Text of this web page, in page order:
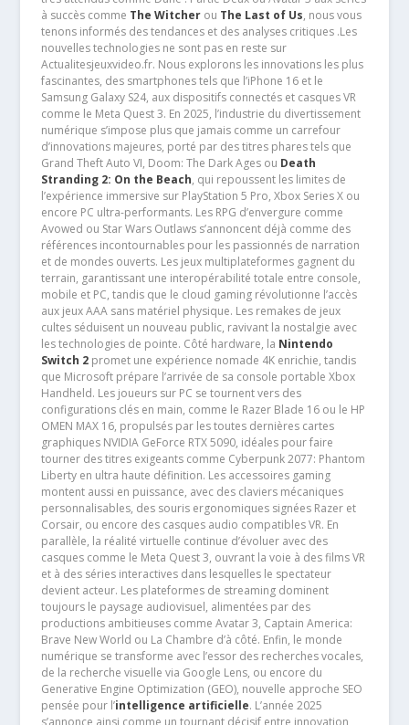
à succès comme The Witcherou The Last of Us, nous vous
tenons informés des tendances et des analyses critiques .Les
nouvelles technologies ne sont pas en reste sur
Actualitesjeuxvideo.fr. Nous explorons les innovations les plus
fascinantes, des smartphones tels que l’iPhone 16 et le
Samsung Galaxy S24, aux dispositifs connectés et casques VR
comme le Meta Quest 3. En 2025, l’industrie du divertissement
numérique s’impose plus que jamais comme un carrefour
d’innovations majeures, porté par des titres phares tels que
Grand Theft Auto VI, Doom: The Dark Ages ou Death
Stranding 2: On the Beach, qui repoussent les limites de
l’expérience immersive sur PlayStation 5 Pro, Xbox Series X ou
encore PC ultra-performants. Les RPG d’envergure comme
Avowed ou Star Wars Outlaws s’annoncent déjà comme des
références incontournables pour les passionnés de narration
et de mondes ouverts. Les jeux multiplateformes gagnent du
terrain, garantissant une interopérabilité totale entre console,
mobile et PC, tandis que le cloud gaming révolutionne l’accès
aux jeux AAA sans matériel physique. Les remakes de jeux
cultes séduisent un nouveau public, ravivant la nostalgie avec
les technologies de pointe. Côté hardware, la Nintendo
Switch 2promet une expérience nomade 4K enrichie, tandis
que Microsoft prépare l’arrivée de sa console portable Xbox
Handheld. Les joueurs sur PC se tournent vers des
configurations clés en main, comme le Razer Blade 16 ou le HP
OMEN MAX 16, propulsés par les toutes dernières cartes
graphiques NVIDIA GeForce RTX 5090, idéales pour faire
tourner des titres exigeants comme Cyberpunk 2077: Phantom
Liberty en ultra haute définition. Les accessoires gaming
montent aussi en puissance, avec des claviers mécaniques
personnalisables, des souris ergonomiques signées Razer et
Corsair, ou encore des casques audio compatibles VR. En
parallèle, la réalité virtuelle continue d’évoluer avec des
casques comme le Meta Quest 3, ouvrant la voie à des films VR
et à des séries interactives dans lesquelles le spectateur
devient acteur. Les plateformes de streaming dominent
toujours le paysage audiovisuel, alimentées par des
productions ambitieuses comme Avatar 3, Captain America:
Brave New World ou La Chambre d’à côté. Enfin, le monde
numérique se transforme avec l’essor des recherches vocales,
de la recherche visuelle via Google Lens, ou encore du
Generative Engine Optimization (GEO), nouvelle approche SEO
pensée pour l’intelligence artificielle. L’année 2025
s’annonce ainsi comme un tournant décisif entre innovation